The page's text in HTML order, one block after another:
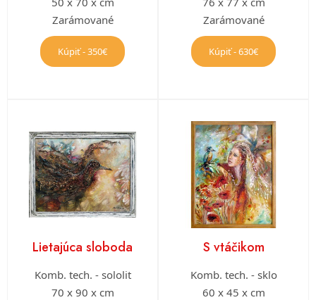
Zarámované
Kúpiť - 350€
Zarámované
Kúpiť - 630€
Lietajúca sloboda
Komb. tech. - sololit
70 x 90 x cm
S vtáčikom
Komb. tech. - sklo
60 x 45 x cm